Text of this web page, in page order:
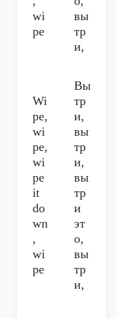
wi
pe
вы
тр
и,
Wi
pe,
wi
pe,
wi
pe
it
do
wn
,
wi
pe
Вы
тр
и,
вы
тр
и,
вы
тр
и
эт
о,
вы
тр
и,